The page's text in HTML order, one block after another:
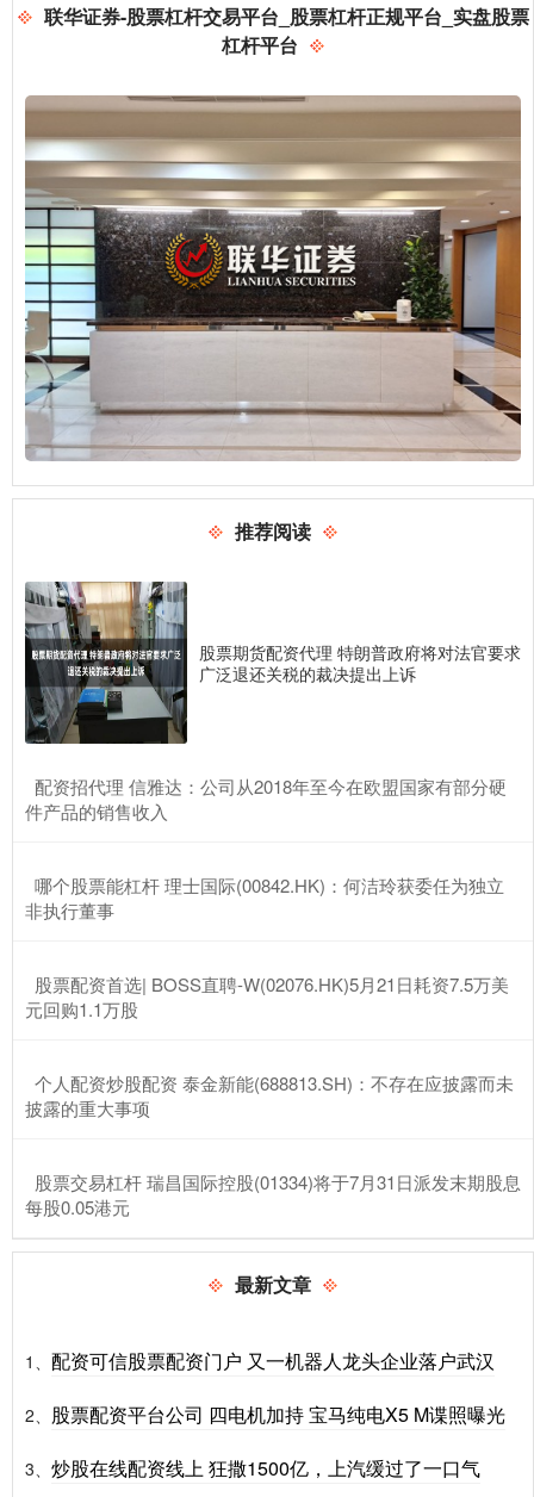
联华证券-股票杠杆交易平台_股票杠杆正规平台_实盘股票
杠杆平台
推荐阅读
股票期货配资代理 特朗普政府将对法官要求
广泛退还关税的裁决提出上诉
​配资招代理 信雅达：公司从2018年至今在欧盟国家有部分硬
件产品的销售收入
​哪个股票能杠杆 理士国际(00842.HK)：何洁玲获委任为独立
非执行董事
​股票配资首选| BOSS直聘-W(02076.HK)5月21日耗资7.5万美
元回购1.1万股
​个人配资炒股配资 泰金新能(688813.SH)：不存在应披露而未
披露的重大事项
​股票交易杠杆 瑞昌国际控股(01334)将于7月31日派发末期股息
每股0.05港元
最新文章
1、 配资可信股票配资门户 又一机器人龙头企业落户武汉
2、 股票配资平台公司 四电机加持 宝马纯电X5 M谍照曝光
3、 炒股在线配资线上 狂撒1500亿，上汽缓过了一口气